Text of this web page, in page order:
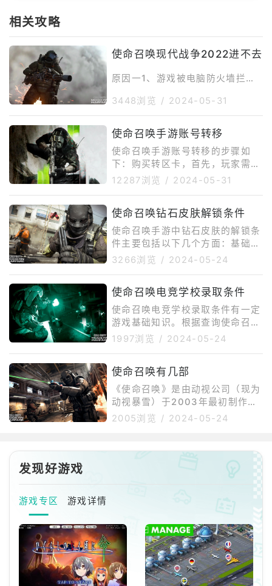
相关攻略
使命召唤现代战争2022进不去
原因一1、游戏被电脑防火墙拦
火墙进行关闭，活着使命召唤19添
加到防火墙白名单中。原因二1、
本地网络异常。2、尝试重启路由
器或者光猫，使用无线网络的玩家
推荐将网络换成有线网络。原因三
2、电脑运行内存不充足。3、推
荐玩家打开任务管理器，把后台与
游戏无关的进程全部关闭，减少内
存和网络的占用。原因四1、游玩
电脑配置不达标。2、玩家可以参
考下方的配置图，检查自身的电脑
能否达到游
3448浏览 / 2024-05-31
使命召唤手游账号转移
使命召唤手游账号转移的步骤如
下：购买转区卡，首先，玩家需要
在商城购买一张转区卡。QQ玩家
转区】选项。在转区界面，使用转
区卡点击开始转移。输入玩家自己
的身份信息并提交验证，按照操作
指引完成转移。微信区玩家操
作：在微信中搜索【使命召唤手游
社区】小程序。进入后点击右上角
的【跨系统转区】。操作流程和Q
Q区一致。安卓与iOS之间转移：
安卓设备上：打
12287浏览 / 2024-05-31
使命召唤钻石皮肤解锁条件
使命召唤手游中钻石皮肤的解锁条
件主要包括以下几个方面：基础任
务完成：首先需要解锁金皮，也就
次。冲锋枪、霰弹枪、狙击枪、轻
机枪、射手步枪、手枪：击杀10名
敌人120次。近战武器：累计击杀
500名敌人。发射器：摧毁UAV1
00次。游戏时间和努力：获得钻
努力的积累。参加活动和完成任
务：在游戏中参加活动、完成任务
3266浏览 / 2024-05-24
使命召唤电竞学校录取条件
使命召唤电竞学校录取条件有一定
游戏基础知识。根据查询使命召唤
电竞学校官网得知，入学条件是14
格数学水平和标准字表达能力；有
一定的游戏基础知识即可进入使命
召唤电竞学校。
1997浏览 / 2024-05-24
使命召唤有几部
《使命召唤》是由动视公司（现为
动视暴雪）于2003年最初制作发
行的FPS（第一人称射击）游戏系
召唤》。《使命召唤2》。《使命
召唤3》。《使命召唤4：现代战
争》。《使命召唤：战争世界》。
《使命召唤：现代战争2》。《使
命召唤：黑色行动》。《使命召
唤：现代战争3》。《使命召唤：
黑色行动2》。《使命召唤：幽
灵》。《使命召唤：高级战争》。
《使命召唤
2005浏览 / 2024-05-24
发现好游戏
游戏专区 游戏详情